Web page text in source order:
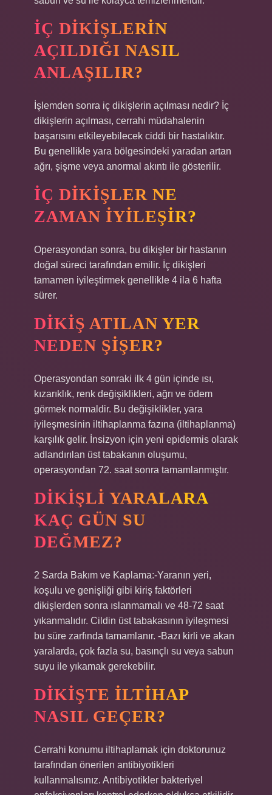
İÇ DIKIŞLERIN
AÇILDIĞI NASIL
ANLAŞILIR?
İşlemden sonra iç dikişlerin açılması nedir? İç
dikişlerin açılması, cerrahi müdahalenin
başarısını etkileyebilecek ciddi bir hastalıktır.
Bu genellikle yara bölgesindeki yaradan artan
ağrı, şişme veya anormal akıntı ile gösterilir.
İÇ DIKIŞLER NE
ZAMAN IYILEŞIR?
Operasyondan sonra, bu dikişler bir hastanın
doğal süreci tarafından emilir. İç dikişleri
tamamen iyileştirmek genellikle 4 ila 6 hafta
sürer.
DIKIŞ ATILAN YER
NEDEN ŞIŞER?
Operasyondan sonraki ilk 4 gün içinde ısı,
kızarıklık, renk değişiklikleri, ağrı ve ödem
görmek normaldir. Bu değişiklikler, yara
iyileşmesinin iltihaplanma fazına (iltihaplanma)
karşılık gelir. İnsizyon için yeni epidermis olarak
adlandırılan üst tabakanın oluşumu,
operasyondan 72. saat sonra tamamlanmıştır.
DIKIŞLI YARALARA
KAÇ GÜN SU
DEĞMEZ?
2 Sarda Bakım ve Kaplama:-Yaranın yeri,
koşulu ve genişliği gibi kiriş faktörleri
dikişlerden sonra ıslanmamalı ve 48-72 saat
yıkanmalıdır. Cildin üst tabakasının iyileşmesi
bu süre zarfında tamamlanır. -Bazı kirli ve akan
yaralarda, çok fazla su, basınçlı su veya sabun
suyu ile yıkamak gerekebilir.
DIKIŞTE ILTIHAP
NASIL GEÇER?
Cerrahi konumu iltihaplamak için doktorunuz
tarafından önerilen antibiyotikleri
kullanmalısınız. Antibiyotikler bakteriyel